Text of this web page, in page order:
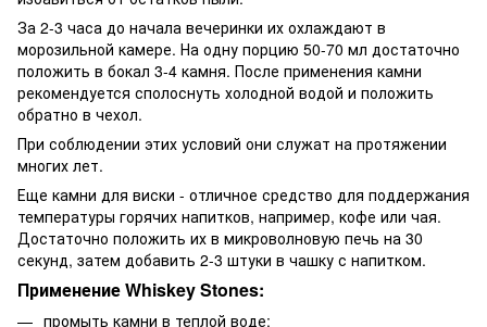
За 2-3 часа до начала вечеринки их охлаждают в
морозильной камере. На одну порцию 50-70 мл достаточно
положить в бокал 3-4 камня. После применения камни
рекомендуется сполоснуть холодной водой и положить
обратно в чехол.
При соблюдении этих условий они служат на протяжении
многих лет.
Еще камни для виски - отличное средство для поддержания
температуры горячих напитков, например, кофе или чая.
Достаточно положить их в микроволновую печь на 30
секунд, затем добавить 2-3 штуки в чашку с напитком.
ПрименениеWhiskeyStones:
промыть камни в теплой воде;